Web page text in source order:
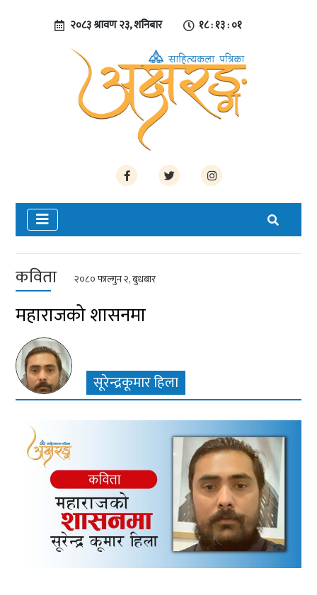
२०८३ श्रावण २३, शनिबार १८ : १३ : ०१
कविता २०८० फाल्गुन २, बुधबार
महाराजको शासनमा
सूरेन्द्रकूमार हिला